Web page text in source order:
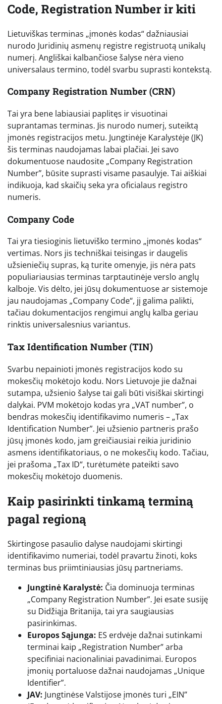
Code, Registration Number ir kiti
Lietuviškas terminas „įmonės kodas“ dažniausiai
nurodo Juridinių asmenų registre registruotą unikalų
numerį. Angliškai kalbančiose šalyse nėra vieno
universalaus termino, todėl svarbu suprasti kontekstą.
Company Registration Number (CRN)
Tai yra bene labiausiai paplitęs ir visuotinai
suprantamas terminas. Jis nurodo numerį, suteiktą
įmonės registracijos metu. Jungtinėje Karalystėje (JK)
šis terminas naudojamas labai plačiai. Jei savo
dokumentuose naudosite „Company Registration
Number”, būsite suprasti visame pasaulyje. Tai aiškiai
indikuoja, kad skaičių seka yra oficialaus registro
numeris.
Company Code
Tai yra tiesioginis lietuviško termino „įmonės kodas“
vertimas. Nors jis techniškai teisingas ir daugelis
užsieniečių supras, ką turite omenyje, jis nėra pats
populiariausias terminas tarptautinėje verslo anglų
kalboje. Vis dėlto, jei jūsų dokumentuose ar sistemoje
jau naudojamas „Company Code“, jį galima palikti,
tačiau dokumentacijos rengimui anglų kalba geriau
rinktis universalesnius variantus.
Tax Identification Number (TIN)
Svarbu nepainioti įmonės registracijos kodo su
mokesčių mokėtojo kodu. Nors Lietuvoje jie dažnai
sutampa, užsienio šalyse tai gali būti visiškai skirtingi
dalykai. PVM mokėtojo kodas yra „VAT number”, o
bendras mokesčių identifikavimo numeris – „Tax
Identification Number”. Jei užsienio partneris prašo
jūsų įmonės kodo, jam greičiausiai reikia juridinio
asmens identifikatoriaus, o ne mokesčių kodo. Tačiau,
jei prašoma „Tax ID“, turėtumėte pateikti savo
mokesčių mokėtojo duomenis.
Kaip pasirinkti tinkamą terminą
pagal regioną
Skirtingose pasaulio dalyse naudojami skirtingi
identifikavimo numeriai, todėl pravartu žinoti, koks
terminas bus priimtiniausias jūsų partneriams.
Jungtinė Karalystė: Čia dominuoja terminas
„Company Registration Number”. Jei esate susiję
su Didžiąja Britanija, tai yra saugiausias
pasirinkimas.
Europos Sąjunga: ES erdvėje dažnai sutinkami
terminai kaip „Registration Number” arba
specifiniai nacionaliniai pavadinimai. Europos
įmonių portaluose dažnai naudojamas „Unique
Identifier”.
JAV: Jungtinėse Valstijose įmonės turi „EIN”